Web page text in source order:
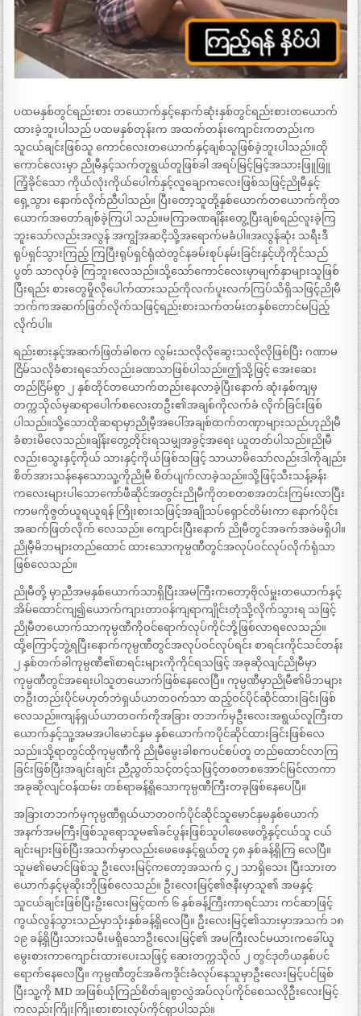
ပထမနှစ်တွင်ရည်းစား တယောက်နှင့်နောက်ဆုံးနှစ်တွင်ရည်းစားတယောက်
ထားခဲ့ဘူးပါသည် ပထမနှစ်တုန်းက အထက်တန်းကျောင်းကတည်းက
သူငယ်ချင်းဖြစ်သူ ကောင်လေးတယောက်နှင့်ချစ်သူဖြစ်ခဲ့ဘူးပါသည်။ထို
ကောင်လေးမှာ ညိုမီနှင့်သက်တူရွယ်တူဖြစ်ခါ အရပ်မြင့်မြင့်အသားဖြူဖြူ
ကြံ့ခိုင်သော ကိုယ်လုံးကိုယ်ပေါက်နှင့်လူချောကလေးဖြစ်သဖြင့်ညိုမီနှင့်
ရှေ့သွား နောက်လိုက်ညီပါသည်။ ပြီးတော့သူတို့နှစ်ယောက်တယောက်ကိုတ
ယောက်အတော်ချစ်ခဲ့ကြပါ သည်။မကြာခဏချိန်းတွေ့ပြီးချစ်ရည်လူးခဲ့ကြ
ဘူးသော်လည်းအလွန် အကျွံအဆငိ့သို့အရောက်မခံပါ။အလွန်ဆုံး သရီးဒီ
ရုပ်ရှင်သွားကြည့် ကြပြီးရုပ်ရှင်ရုံထဲတွင်နခမ်းစုပ်နမ်းခြင်းနှင့်ဟိုကိုင်သည်
ပွတ် သာလုပ်ခဲ့ ကြဘူးလေသည်။သို့သော်ကောင်လေးမှာမျက်နှာများသူဖြစ်
ပြီးရည်း စားတွေမှိုလိုပေါက်ထားသည်ကိုလက်ပူးလက်ကြပ်သိရှိသဖြင့်ညိုမီ
ဘက်ကအဆက်ဖြတ်လိုက်သဖြင့်ရည်းစားသက်တမ်းတနှစ်တောင်မပြည့်
လိုက်ပါ။
ရည်းစားနှင့်အဆက်ဖြတ်ခါစက လွမ်းသလိုလိုဆွေးသလိုလိုဖြစ်ပြီး ဂဏာမ
ငြိမ်သလိုခံစားရသော်လည်းခဏသာဖြစ်ပါသည်။ဤသို့ဖြင့် အေးဆေး
တည်ငြိမ်စွာ ၂ နှစ်တိုင်တယောက်တည်းနေလာခဲ့ပြီးနောက် ဆုံးနှစ်ကျမှ
တက္ကသိုလ်မှဆရာပေါက်စလေးတဦး၏အချစ်ကိုလက်ခံ လိုက်ခြင်းဖြစ်
ပါသည်။သို့သောထိုဆရာမှာညိုမီ့အပေါ်အချစ်ထက်တဏှာများသည်ဟုညိုမီ
ခံစားမိလေသည်။ချိန်းတွေ့တိုင်းရသမျှအခွင့်အရေး ယူတတ်ပါသည်။ညိုမီ
လည်းသွေးနှင့်ကိုယ် သားနှင့်ကိုယ်ဖြစ်သဖြင့် သာယာမိသော်လည်းဒါကိုချည်း
စိတ်အားသန်နေသောသူ့ကိုညိုမီ စိတ်ပျက်လာခဲ့သည်။သို့ဖြင့်သီးသန့်ခန်း
ကလေးများပါသောကော်ဖီဆိုင်အတွင်းညိုမီကိုတစတစအတင်းကြမ်းလာပြီး
ကာမကိုဇွတ်ယူရယူရန် ကြိုးစားသဖြင့်အချိုသပ်ရှောင်တိမ်းကာ နောက်ပိုင်း
အဆက်ဖြတ်လိုက် လေသည်။ ကျောင်းပြီးနောက် ညိုမီတွင်အခက်အခဲမရှိပါ။
ညိုမီ့မိဘများတည်ထောင် ထားသောကုမ္ပဏီတွင်အလုပ်ဝင်လုပ်လိုက်ရုံသာ
ဖြစ်လေသည်။
ညိုမီတို့ မှာညီအမနှစ်ယောက်သာရှိပြီးအမကြီးကတော့ဗိုလ်မှူးတယောက်နှင့်
အိမ်ထောင်ကျ၍ယောက်ကျားတာဝန်ကျရာကျိုင်းတုံသို့လိုက်သွားရ သဖြင့်
ညိုမီတယောက်သာကုမ္ပဏီကိုဝင်ရောက်လုပ်ကိုင်ဘို့ဖြစ်လာရလေသည်။
ထို့ကြောင့်ဘွဲ့ရပြီးနောက်ကုမ္ပဏီတွင်အလုပ်ဝင်လုပ်ရင်း စာရင်းကိုင်သင်တန်း
၂ နှစ်တက်ခါကုမ္ပဏီ၏စာရင်းများကိုကိုင်ရသဖြင့် အခုဆိုလျင်ညိုမီမှာ
ကုမ္ပဏီတွင်အရေးပါသူတယောက်ဖြစ်နေလေပြီ။ ကုမ္ပဏီမှာညိုမီ၏မိဘများ
တဦးတည်းပိုင်မဟုတ်ဘဲရှယ်ယာတဝက်သာ ထည့်ဝင်ပိုင်ဆိုင်ထားခြင်းဖြစ်
လေသည်။ကျန်ရှယ်ယာတဝက်ကိုအခြား တဘက်မှဦးလေးအရွယ်လူကြီးတ
ယောက်နှင့်သူ့အမအပါမောင်နှမ နှစ်ယောက်ကပိုင်ဆိုင်ထားခြင်းဖြစ်လေ
သည်။သို့ရာတွင်ထိုကုမ္ပဏီကို ညိုမီမွေးခါစကပင်စပ်တူ တည်ထောင်လာကြ
ခြင်းဖြစ်ပြီးအချင်းချင်း ညီညွတ်သင့်တင့်သဖြင့်တစတစအောင်မြင်လာကာ
အခုဆိုလျင်ဝန်ထမ်း တစ်ရာခန့်ရှိသောကုမ္ပဏီကြီးတခုဖြစ်နေပေပြီ။
အခြားတဘက်မှကုမ္ပဏီရှယ်ယာတဝက်ပိုင်ဆိုင်သူမောင်နှမနှစ်ယောက်
အနက်အမကြီးဖြစ်သူရောသူမ၏ခင်ပွန်းဖြစ်သူပါဖေဖေတို့နှင့်ငယ်သူ ငယ်
ချင်းများဖြစ်ပြီးအသက်မှာလည်းဖေဖေနှင့်ရွယ်တူ ၄၈ နှစ်ခန့်ရှိကြ လေပြီ။
သူမ၏မောင်ဖြစ်သူ ဦးလေးမြင့်ကတော့အသက် ၄၂ သာရှိသေး ပြီးသားတ
ယောက်နှင့်မုဆိုးဘိုဖြစ်လေသည်။ ဦးလေးမြင့်၏ဇနီးမှာသူ၏ အမနှင့်
သူငယ်ချင်းဖြစ်ပြီးဦးလေးမြင့်ထက် ၆ နှစ်ခန့်ကြီးကာရင်သား ကင်ဆာဖြင့်
ကွယ်လွန်သွားသည်မှာသုံးနှစ်ခန့်ရှိလေပြီ။ ဦးလေးမြင့်၏သားမှာအသက် ၁၈
၁၉ ခန့်ရှိပြီးသားသမီးမရှိသောဦးလေးမြင့်၏ အမကြီးလင်မယားကခေါ်ယူ
မွေးစားကာကျောင်းထားပေးသဖြင့် ဆေးတက္ကသိုလ် ၂ တွင်ဒုတိယနှစ်ပင်
ရောက်နေလေပြီ။ ကုမ္ပဏီတွင်အဓိကဒိုင်းခံလုပ်နေသူမှာဦးလေးမြင့်ပင်ဖြစ်
ပြီးသူ့ကို MD အဖြစ်ယုံကြည်စိတ်ချစွာလွှဲအပ်လုပ်ကိုင်စေသလိုဦးလေးမြင့်
ကလည်းကြိုးကြိုးစားစားလုပ်ကိုင်ရှာပါသည်။